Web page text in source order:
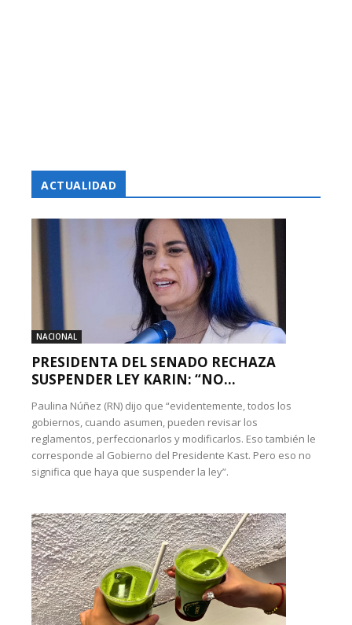
ACTUALIDAD
NACIONAL
PRESIDENTA DEL SENADO RECHAZA
SUSPENDER LEY KARIN: “NO...
Paulina Núñez (RN) dijo que “evidentemente, todos los
gobiernos, cuando asumen, pueden revisar los
reglamentos, perfeccionarlos y modificarlos. Eso también le
corresponde al Gobierno del Presidente Kast. Pero eso no
significa que haya que suspender la ley”.